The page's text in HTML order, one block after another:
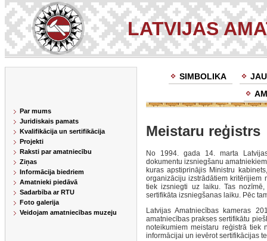
LATVIJAS
SIMBOLIKA
Par mums
Juridiskais pamats
Kvalifikācija un sertifikācija
Projekti
Raksti par amatniecību
Ziņas
Informācija biedriem
Amatnieki piedāvā
Sadarbība ar RTU
Foto galerija
Veidojam amatniecības muzeju
Meistaru reģistrs
No 1994. gada 14. marta
dokumentu izsniegšanu
kuras apstiprinājis Ministru
organizāciju izstrādātiem kritērijiem
tiek izsniegti uz laiku. Tas
sertifikāta izsniegšanas laiku. Pēc
Latvijas Amatniecības kameras
amatniecības prakses sertifikātu
noteikumiem meistaru reģistrā tiek
informācijai un ievērot sertifikācijas